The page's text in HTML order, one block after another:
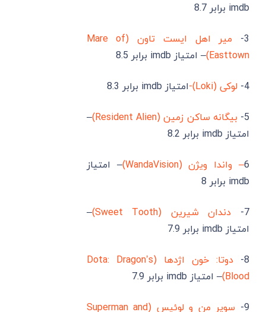
imdb برابر 8.7
3-
میر اهل ایست تاون (Mare of
Easttown) – امتیاز imdb برابر 8.5
4- لوکی (Loki)- امتیاز imdb برابر 8.3
5- بیگانه ساکن زمین (Resident Alien)
–
امتیاز imdb برابر 8.2
6– واندا ویژن (WandaVision)
– امتیاز
imdb برابر 8
7- دندان شیرین (Sweet Tooth)
–
امتیاز imdb برابر 7.9
8-
دوتا: خون اژدها (Dota: Dragon’s
Blood) – امتیاز imdb برابر 7.9
9- سوپر من و لوئیس (Superman and